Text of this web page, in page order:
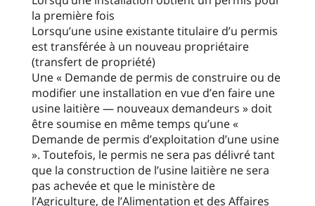
la première fois
Lorsqu’une usine existante titulaire d’u permis
est transférée à un nouveau propriétaire
(transfert de propriété)
Une « Demande de permis de construire ou de
modifier une installation en vue d’en faire une
usine laitière — nouveaux demandeurs » doit
être soumise en même temps qu’une «
Demande de permis d’exploitation d’une usine
». Toutefois, le permis ne sera pas délivré tant
que la construction de l’usine laitière ne sera
pas achevée et que le ministère de
l’Agriculture, de l’Alimentation et des Affaires